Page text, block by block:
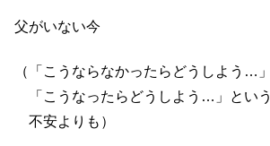
父がいない今
（「こうならなかったらどうしよう…」
「こうなったらどうしよう…」という
不安よりも）